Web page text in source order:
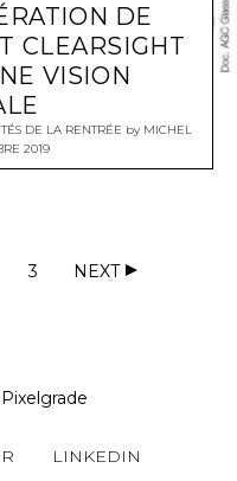
DE
CLEARSIGHT
VISION
DE LA RENTRÉE by MICHEL
2019
3 NEXT
Pixelgrade
LINKEDIN